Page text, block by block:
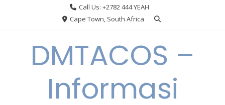
Call Us: +2782 444 YEAH
Cape Town, South Africa
DMTACOS –
Informasi